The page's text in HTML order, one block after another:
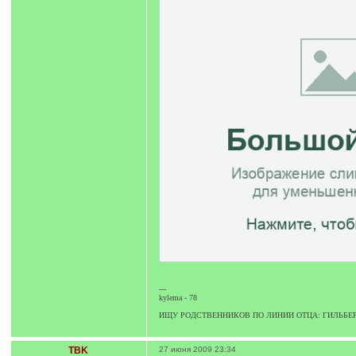
---
kylema - 78
ИЩУ РОДСТВЕННИКОВ ПО ЛИНИИ ОТЦА:
TBK 27 июня 2009 23:34